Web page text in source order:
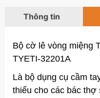
Thông tin
Bộ cờ lê vòng miệng
TYETI-32201A
Là bộ dụng cụ cầm
thiếu cho các bác